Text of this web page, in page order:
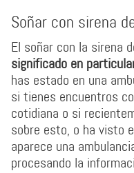
Soñar con sirena
El soñar con la sirena
significado en
has estado en una
si tienes encuentros
cotidiana o si
sobre esto, o ha visto
aparece una
procesando la